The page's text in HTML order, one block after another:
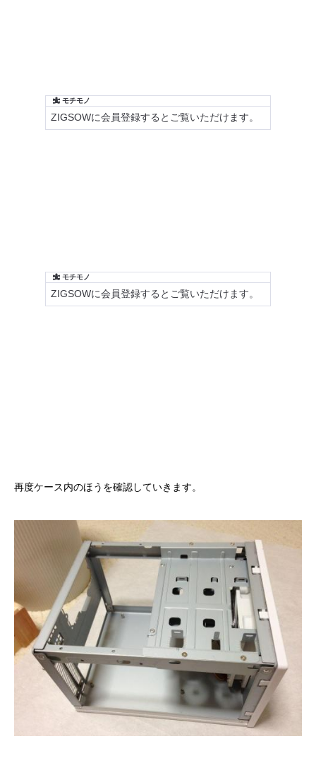
再度ケース内のほうを確認していきます。